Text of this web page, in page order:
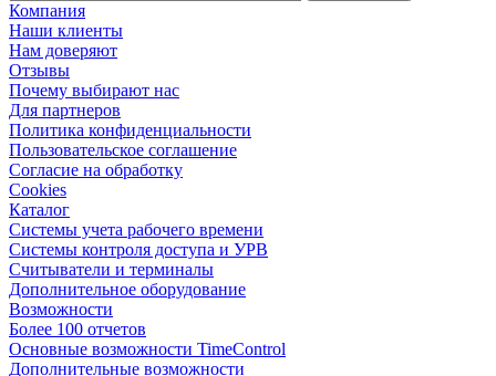
Компания
Наши клиенты
Нам доверяют
Отзывы
Почему выбирают нас
Для партнеров
Политика конфиденциальности
Пользовательское соглашение
Согласие на обработку
Cookies
Каталог
Cистемы учета рабочего времени
Системы контроля доступа и УРВ
Считыватели и терминалы
Дополнительное оборудование
Возможности
Более 100 отчетов
Основные возможности TimeControl
Дополнительные возможности